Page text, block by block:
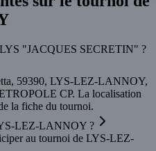
"JACQUES SECRETIN" ?
59390, LYS-LEZ-LANNOY,
CP. La localisation
la fiche du tournoi.
LEZ-LANNOY ?
au tournoi de LYS-LEZ-